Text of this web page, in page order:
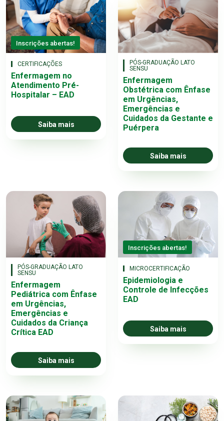
Inscrições abertas!
CERTIFICAÇÕES
Enfermagem no
Atendimento Pré-
Hospitalar – EAD
Saiba mais
PÓS-GRADUAÇÃO LATO
SENSU
Enfermagem
Obstétrica com Ênfase
em Urgências,
Emergências e
Cuidados da Gestante e
Puérpera
Saiba mais
PÓS-GRADUAÇÃO LATO
SENSU
Enfermagem
Pediátrica com Ênfase
em Urgências,
Emergências e
Cuidados da Criança
Crítica EAD
Saiba mais
Inscrições abertas!
MICROCERTIFICAÇÃO
Epidemiologia e
Controle de Infecções
EAD
Saiba mais